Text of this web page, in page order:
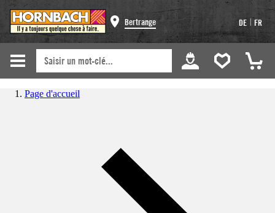
Bertrange DE | FR
Page d'accueil